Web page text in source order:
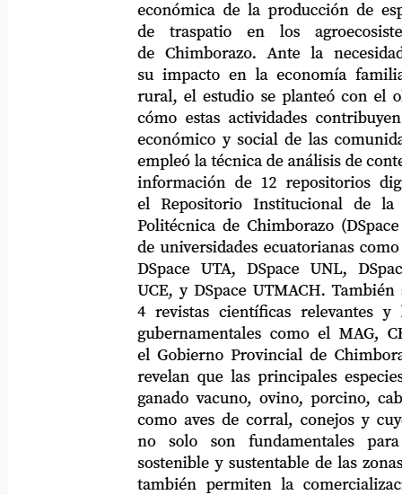
económica de la producción de
de
traspatio en los
de
Chimborazo. Ante la
necesidad
su impacto en la economía familiar
rural, el estudio se planteó con el
cómo estas actividades contribuyen al
económico y social de las comunidades.
empleó la técnica de análisis de
información de 12 repositorios
el
Repositorio Institucional de
la
Politécnica de Chimborazo (DSpace
de universidades ecuatorianas como
DSpace UTA, DSpace UNL,
UCE, y DSpace UTMACH. También se
4 revistas científicas relevantes y bases
gubernamentales como el MAG,
el Gobierno Provincial de Chimborazo.
revelan que las principales especies
ganado vacuno, ovino, porcino,
como aves de corral, conejos y cuyes.
no
solo son fundamentales
para
sostenible y sustentable de las zonas
también permiten la comercialización